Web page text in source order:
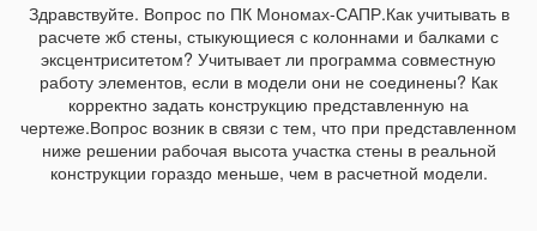
Здравствуйте. Вопрос по ПК Мономах-САПР.Как учитывать в
расчете жб стены, стыкующиеся с колоннами и балками с
эксцентриситетом? Учитывает ли программа совместную
работу элементов, если в модели они не соединены? Как
корректно задать конструкцию представленную на
чертеже.Вопрос возник в связи с тем, что при представленном
ниже решении рабочая высота участка стены в реальной
конструкции гораздо меньше, чем в расчетной модели.